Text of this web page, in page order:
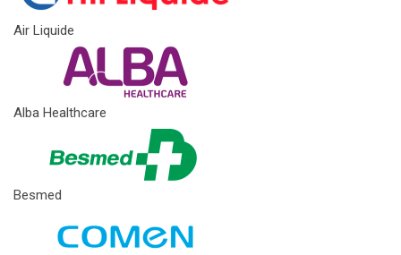
Air Liquide
Alba Healthcare
Besmed